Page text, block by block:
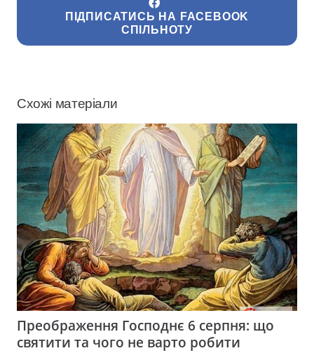
ПІДПИСАТИСЬ НА FACEBOOK
СПІЛЬНОТУ
Схожі матеріали
Преображення Господнє 6 серпня: що
святити та чого не варто робити